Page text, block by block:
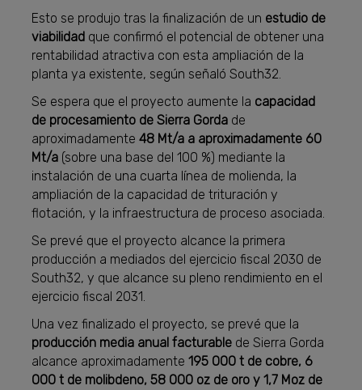
Esto se produjo tras la finalización de un estudio de
viabilidad que confirmó el potencial de obtener una
rentabilidad atractiva con esta ampliación de la
planta ya existente, según señaló South32.
Se espera que el proyecto aumente la capacidad
de procesamiento de Sierra Gorda de
aproximadamente48 Mt/a a aproximadamente 60
Mt/a (sobre una base del 100 %) mediante la
instalación de una cuarta línea de molienda, la
ampliación de la capacidad de trituración y
flotación, y la infraestructura de proceso asociada.
Se prevé que el proyecto alcance la primera
producción a mediados del ejercicio fiscal 2030 de
South32, y que alcance su pleno rendimiento en el
ejercicio fiscal 2031.
Una vez finalizado el proyecto, se prevé que la
producción media anual facturable de Sierra Gorda
alcance aproximadamente195 000 t de cobre, 6
000 t de molibdeno, 58 000 oz de oro y 1,7 Moz de